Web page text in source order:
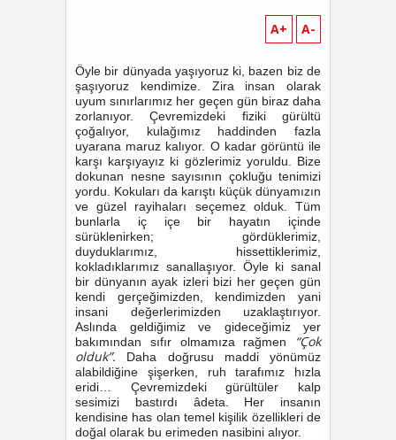
A+ A-
Öyle bir dünyada yaşıyoruz ki, bazen biz de
şaşıyoruz kendimize. Zira insan olarak
uyum sınırlarımız her geçen gün biraz daha
zorlanıyor.Çevremizdeki fiziki gürültü
çoğalıyor, kulağımız haddinden fazla
uyarana maruz kalıyor. O kadar görüntü ile
karşı karşıyayız ki gözlerimiz yoruldu. Bize
dokunan nesne sayısının çokluğu tenimizi
yordu. Kokuları da karıştı küçük dünyamızın
ve güzel rayihaları seçemez olduk. Tüm
bunlarla iç içe bir hayatın içinde
sürüklenirken; gördüklerimiz,
duyduklarımız, hissettiklerimiz,
kokladıklarımız sanallaşıyor. Öyle ki sanal
bir dünyanın ayak izleri bizi her geçen gün
kendi gerçeğimizden, kendimizden yani
insani değerlerimizden uzaklaştırıyor.
Aslında geldiğimiz ve gideceğimiz yer
bakımından sıfır olmamıza rağmen
“Çok
olduk”. Daha doğrusu maddi yönümüz
alabildiğine şişerken, ruh tarafımız hızla
eridi… Çevremizdeki gürültüler kalp
sesimizi bastırdı âdeta. Her insanın
kendisine has olan temel kişilik özellikleri de
doğal olarak bu erimeden nasibini alıyor.